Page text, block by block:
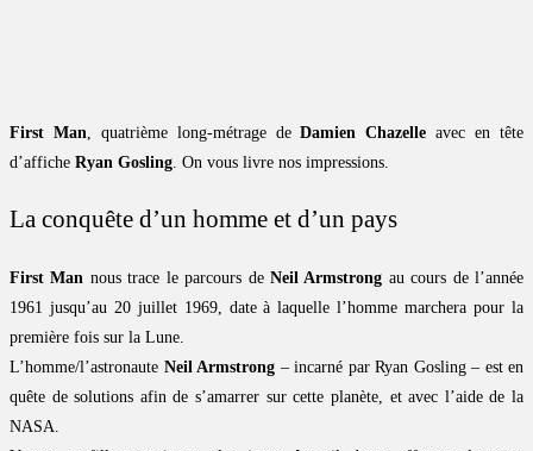
First Man, quatrième long-métrage deDamien Chazelle avec en tête
d’affiche Ryan Gosling. On vous livre nos impressions.
La conquête d’un homme et d’un pays
First Man nous trace le parcours de Neil Armstrong au cours de l’année
1961 jusqu’au 20 juillet 1969, date à laquelle l’homme marchera pour la
première fois sur la Lune.
L’homme/l’astronaute Neil Armstrong – incarné par Ryan Gosling – est en
quête de solutions afin de s’amarrer sur cette planète, et avec l’aide de la
NASA.